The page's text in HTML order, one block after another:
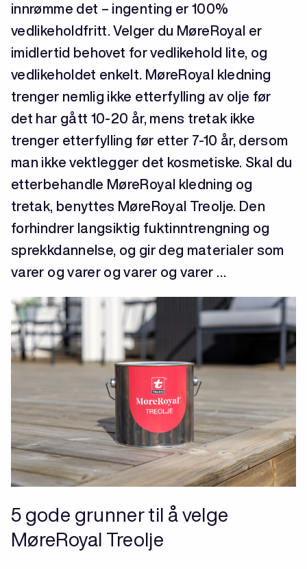
innrømme det – ingenting er 100%
vedlikeholdfritt. Velger du MøreRoyal er
imidlertid behovet for vedlikehold lite, og
vedlikeholdet enkelt. MøreRoyal kledning
trenger nemlig ikke etterfylling av olje før
det har gått 10-20 år, mens tretak ikke
trenger etterfylling før etter 7-10 år, dersom
man ikke vektlegger det kosmetiske. Skal du
etterbehandle MøreRoyal kledning og
tretak, benyttes MøreRoyal Treolje. Den
forhindrer langsiktig fuktinntrengning og
sprekkdannelse, og gir deg materialer som
varer og varer og varer og varer …
5 gode grunner til å velge
MøreRoyal Treolje